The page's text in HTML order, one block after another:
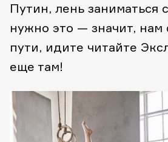
Путин, лень заниматься
нужно это — значит, нам
пути, идите читайте
еще там!